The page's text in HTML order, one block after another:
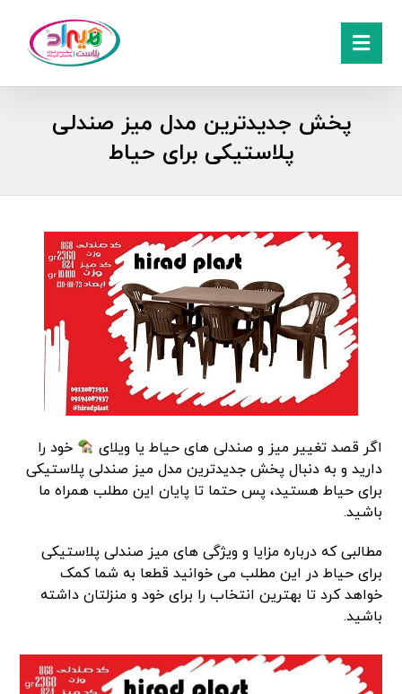
پخش جدیدترین مدل میز صندلی
پلاستیکی برای حیاط
اگر قصد تغییر میز و صندلی های حیاط یا ویلای
خود را
دارید و به دنبال پخش جدیدترین مدل میز صندلی پلاستیکی
برای حیاط هستید، پس حتما تا پایان این مطلب همراه ما
باشید.
مطالبی که درباره مزایا و ویژگی های میز صندلی پلاستیکی
برای حیاط در این مطلب می خوانید قطعا به شما کمک
خواهد کرد تا بهترین انتخاب را برای خود و منزلتان داشته
باشید.